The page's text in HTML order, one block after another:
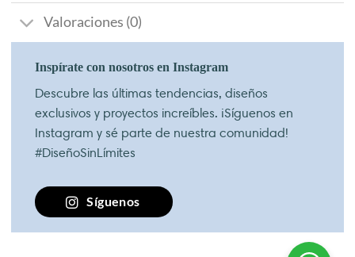
Valoraciones (0)
Inspírate con nosotros en Instagram
Descubre las últimas tendencias, diseños
exclusivos y proyectos increíbles. ¡Síguenos en
Instagram y sé parte de nuestra comunidad!
#DiseñoSinLímites
Síguenos